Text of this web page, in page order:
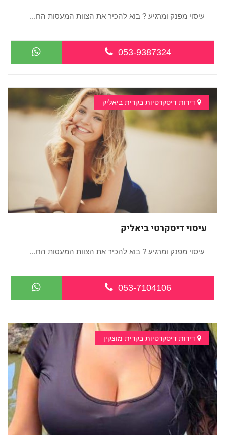
עיסוי מפנק ומרגיע ? בוא להכיר את הצוות המעסות הח...
053-9387324
דירות דיסקרטיות בקרית ביאליק
עיסוי דיסקרטי ביאליק
עיסוי מפנק ומרגיע ? בוא להכיר את הצוות המעסות הח...
053-7104106
דירות דיסקרטיות בקרית מוצקין